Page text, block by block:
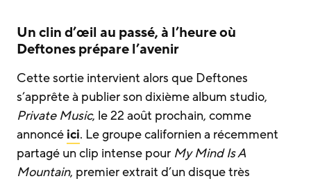
Un clin d’œil au passé, à l’heure où
Deftones prépare l’avenir
Cette sortie intervient alors que Deftones
s’apprête à publier son dixième album studio,
Private Music, le 22 août prochain, comme
annoncé ici. Le groupe californien a récemment
partagé un clip intense pour My Mind Is A
Mountain, premier extrait d’un disque très